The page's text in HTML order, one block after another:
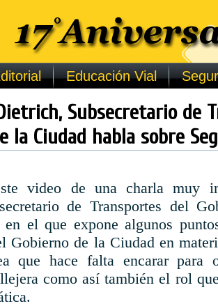
Educación Vial
Subsecretario de
la Ciudad habla sobre
video de una charla muy
de Transportes del
el que expone algunos
Gobierno de la Ciudad en
que hace falta encarar para
como así también el rol